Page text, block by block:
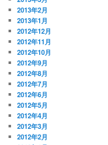
2013年2月
2013年1月
2012年12月
2012年11月
2012年10月
2012年9月
2012年8月
2012年7月
2012年6月
2012年5月
2012年4月
2012年3月
2012年2月